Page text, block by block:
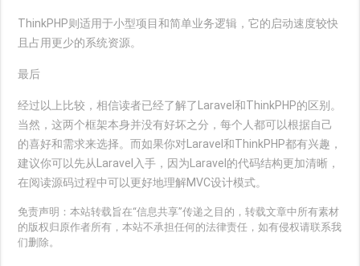
ThinkPHP则适用于小型项目和简单业务逻辑，它的启动速度较快
且占用更少的系统资源。
最后
经过以上比较，相信读者已经了解了Laravel和ThinkPHP的区别。
当然，这两个框架本身并没有好坏之分，每个人都可以根据自己
的喜好和需求来选择。而如果你对Laravel和ThinkPHP都有兴趣，
建议你可以先从Laravel入手，因为Laravel的代码结构更加清晰，
在阅读源码过程中可以更好地理解MVC设计模式。
免责声明：本站转载旨在“信息共享”传递之目的，转载文章中所有素材
的版权归原作者所有，本站不承担任何的法律责任，如有侵权请联系我
们删除。